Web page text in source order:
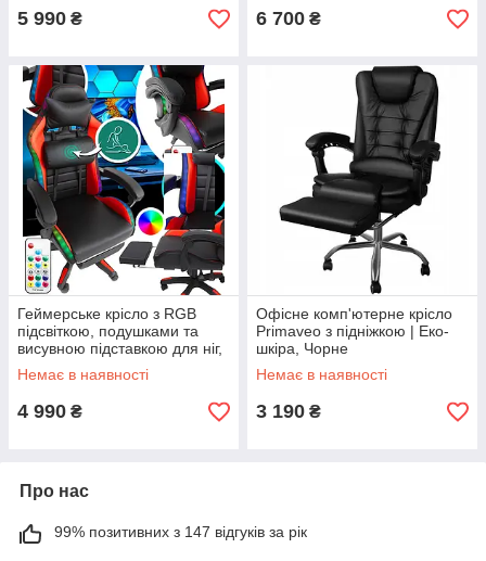
5 990 ₴ 6 700 ₴
Геймерське крісло з RGB
підсвіткою, подушками та
висувною підставкою для ніг,
Чорний/Червоний (G896)
Немає в наявності
4 990 ₴
Офісне комп'ютерне крісло
Primaveo з підніжкою | Еко-
шкіра, Чорне
Немає в наявності
3 190 ₴
Про нас
99% позитивних з 147 відгуків за рік